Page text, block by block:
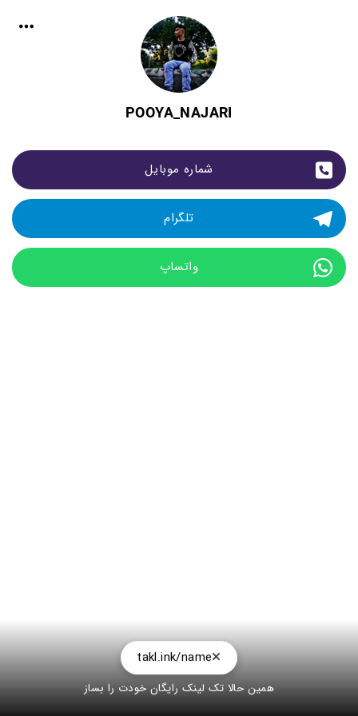
POOYA_NAJARI
شماره موبایل
تلگرام
واتساپ
takl.ink/name
همین حالا تک لینک رایگان خودت را بساز